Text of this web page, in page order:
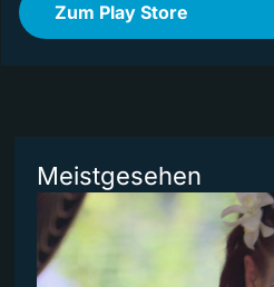
Zum Play Store
Meistgesehen